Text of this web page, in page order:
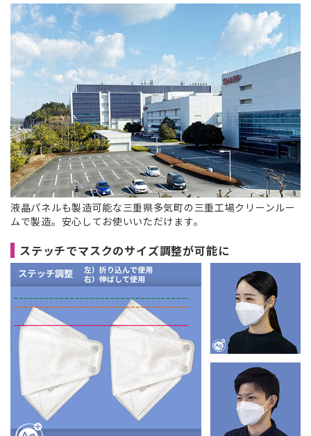
液晶パネルも製造可能な三重県多気町の三重工場クリーンルー
ムで製造。安心してお使いいただけます。
ステッチでマスクのサイズ調整が可能に